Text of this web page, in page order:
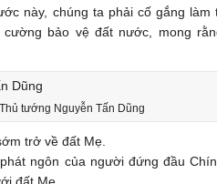
này, chúng ta phải cố gắng làm
bảo vệ đất nước, mong
Thủ tướng Nguyễn Tấn Dũng
trở về đất Mẹ.
ngôn của người đứng đầu